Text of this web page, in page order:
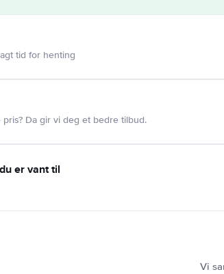
tid for henting
Da gir vi deg et bedre tilbud.
er vant til
Vi